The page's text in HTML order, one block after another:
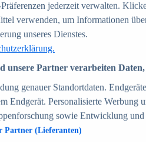
zu mehr als 39.000 Online-Shops
70+
jederzeit verwalten.
verwenden, um Informationen
unseres Dienstes.
unsere Partner verarbeiten
genauer Standortdaten.
Endgerät. Personalisierte Werbung
sowie Entwicklung
Partner (Lieferanten)